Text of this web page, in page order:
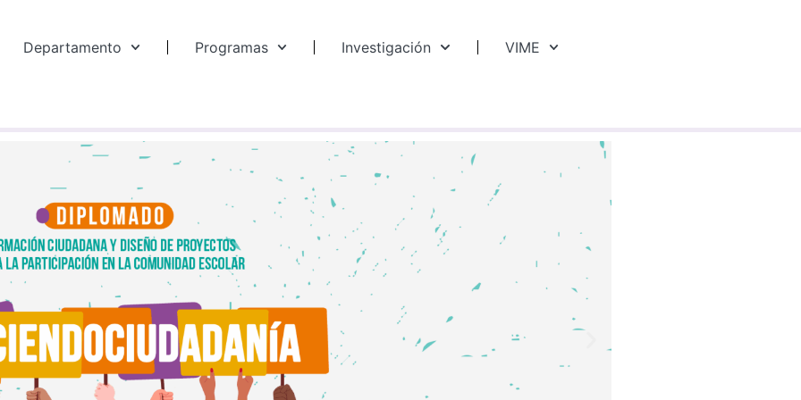
Departamento Programas Investigación VIME